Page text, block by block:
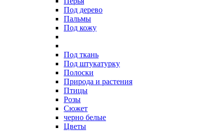
Под дерево
Пальмы
Под кожу
Под ткань
Под штукатурку
Полоски
Природа и растения
Птицы
Розы
Сюжет
черно белые
Цветы